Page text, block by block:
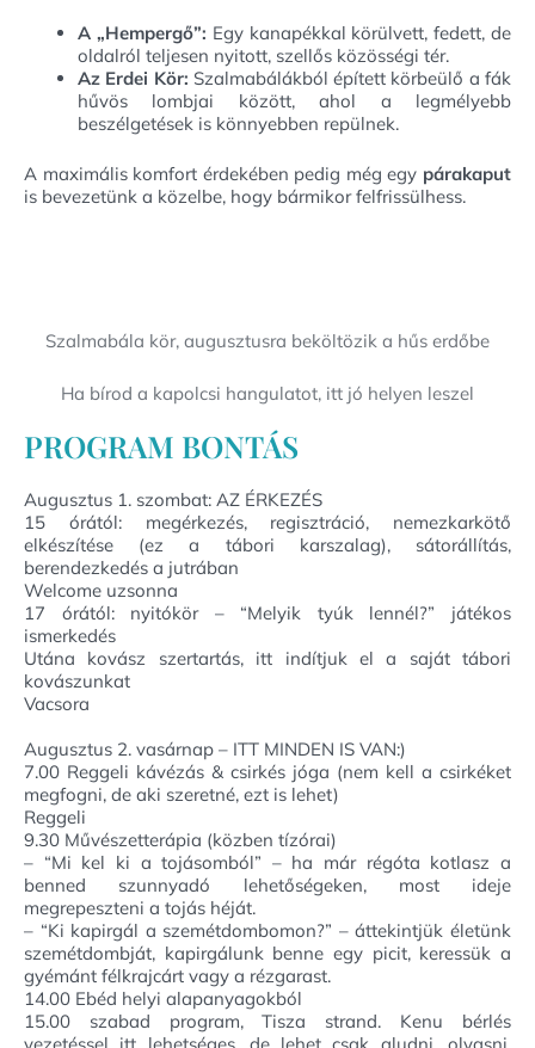
A „Hempergő”: Egy kanapékkal körülvett, fedett, de
oldalról teljesen nyitott, szellős közösségi tér.
Az Erdei Kör: Szalmabálákból épített körbeülő a fák
hűvös lombjai között, ahol a legmélyebb
beszélgetések is könnyebben repülnek.
A maximális komfort érdekében pedig még egy párakaput
is bevezetünk a közelbe, hogy bármikor felfrissülhess.
Szalmabála kör, augusztusra beköltözik a hűs erdőbe
Ha bírod a kapolcsi hangulatot, itt jó helyen leszel
PROGRAM BONTÁS
Augusztus 1. szombat: AZ ÉRKEZÉS
15 órától: megérkezés, regisztráció, nemezkarkötő
elkészítése (ez a tábori karszalag), sátorállítás,
berendezkedés a jutrában
Welcome uzsonna
17 órától: nyitókör – “Melyik tyúk lennél?” játékos
ismerkedés
Utána kovász szertartás, itt indítjuk el a saját tábori
kovászunkat
Vacsora
Augusztus 2. vasárnap – ITT MINDEN IS VAN:)
7.00 Reggeli kávézás & csirkés jóga (nem kell a csirkéket
megfogni, de aki szeretné, ezt is lehet)
Reggeli
9.30 Művészetterápia (közben tízórai)
– “Mi kel ki a tojásomból” – ha már régóta kotlasz a
benned szunnyadó lehetőségeken, most ideje
megrepeszteni a tojás héját.
– “Ki kapirgál a szemétdombomon?” – áttekintjük életünk
szemétdombját, kapirgálunk benne egy picit, keressük a
gyémánt félkrajcárt vagy a rézgarast.
14.00 Ebéd helyi alapanyagokból
15.00 szabad program, Tisza strand. Kenu bérlés